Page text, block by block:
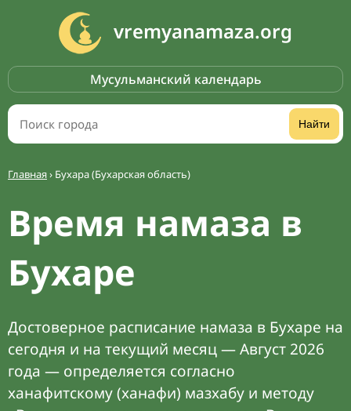
vremyanamaza.org
Мусульманский календарь
Найти
Главная› Бухара (Бухарская область)
Время намаза в
Бухаре
Достоверное расписание намаза в Бухаре на
сегодня и на текущий месяц — Август 2026
года — определяется согласно
ханафитскому (ханафи) мазхабу и методу